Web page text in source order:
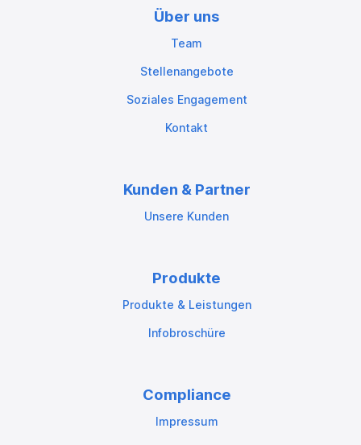
Über uns
Team
Stellenangebote
Soziales Engagement
Kontakt
Kunden & Partner
Unsere Kunden
Produkte
Produkte & Leistungen
Infobroschüre
Compliance
Impressum